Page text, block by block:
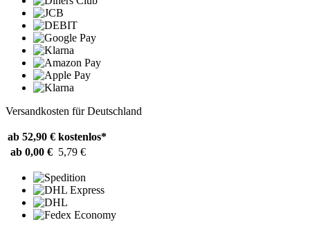
Versandkosten für Deutschland
ab 52,90 € kostenlos*
ab 0,00 € 5,79 €